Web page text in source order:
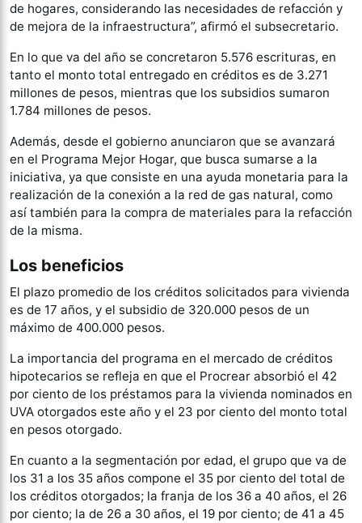
de hogares, considerando las necesidades de refacción y
de mejora de la infraestructura”, afirmó el subsecretario.
En lo que va del año se concretaron 5.576 escrituras, en
tanto el monto total entregado en créditos es de 3.271
millones de pesos, mientras que los subsidios sumaron
1.784 millones de pesos.
Además, desde el gobierno anunciaron que se avanzará
en el Programa Mejor Hogar, que busca sumarse a la
iniciativa, ya que consiste en una ayuda monetaria para la
realización de la conexión a la red de gas natural, como
así también para la compra de materiales para la refacción
de la misma.
Los beneficios
El plazo promedio de los créditos solicitados para vivienda
es de 17 años, y el subsidio de 320.000 pesos de un
máximo de 400.000 pesos.
La importancia del programa en el mercado de créditos
hipotecarios se refleja en que el Procrear absorbió el 42
por ciento de los préstamos para la vivienda nominados en
UVA otorgados este año y el 23 por ciento del monto total
en pesos otorgado.
En cuanto a la segmentación por edad, el grupo que va de
los 31 a los 35 años compone el 35 por ciento del total de
los créditos otorgados; la franja de los 36 a 40 años, el 26
por ciento; la de 26 a 30 años, el 19 por ciento; de 41 a 45